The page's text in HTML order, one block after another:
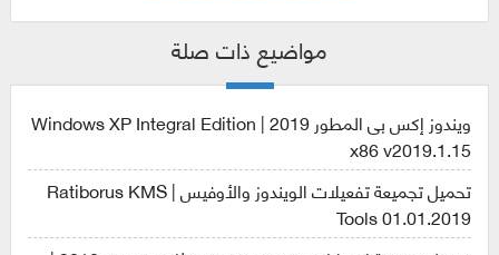
مواضيع ذات صلة
ويندوز إكس بى المطور 2019 | Windows XP Integral Edition
x86 v2019.1.15
تحميل تجميعة تفعيلات الويندوز والأوفيس | Ratiborus KMS
Tools 01.01.2019